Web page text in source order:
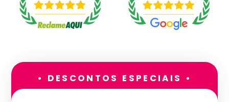
• DESCONTOS ESPECIAIS •